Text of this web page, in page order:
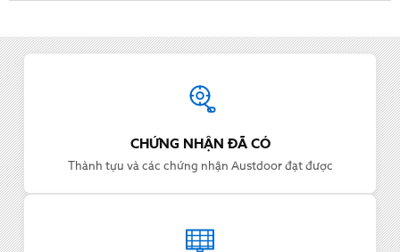
Thông tin Austdoor
CHỨNG NHẬN ĐÃ CÓ
Thành tựu và các chứng nhận Austdoor đạt được